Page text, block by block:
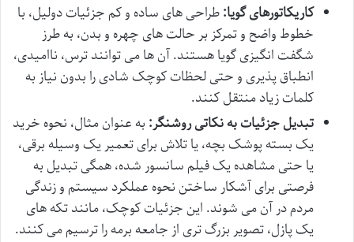
کاریکاتورهای گویا:طراحی های ساده و کم جزئیات دولیل، با
خطوط واضح و تمرکز بر حالت های چهره و بدن، به طرز
شگفت انگیزی گویا هستند. آن ها می توانند ترس، ناامیدی،
انطباق پذیری و حتی لحظات کوچک شادی را بدون نیاز به
کلمات زیاد منتقل کنند.
تبدیل جزئیات به نکاتی روشنگر: به عنوان مثال، نحوه خرید
یک بسته پوشک بچه، یا تلاش برای تعمیر یک وسیله برقی،
یا حتی مشاهده یک فیلم سانسور شده، همگی تبدیل به
فرصتی برای آشکار ساختن نحوه عملکرد سیستم و زندگی
مردم در آن می شوند. این جزئیات کوچک، مانند تکه های
یک پازل، تصویر بزرگ تری از جامعه برمه را ترسیم می کنند.